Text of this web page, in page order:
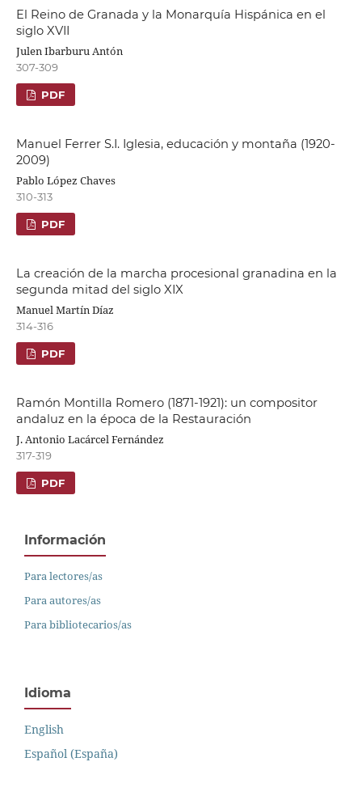
El Reino de Granada y la Monarquía Hispánica en el
siglo XVII
Julen Ibarburu Antón
307-309
PDF
Manuel Ferrer S.I. Iglesia, educación y montaña (1920-
2009)
Pablo López Chaves
310-313
PDF
La creación de la marcha procesional granadina en la
segunda mitad del siglo XIX
Manuel Martín Díaz
314-316
PDF
Ramón Montilla Romero (1871-1921): un compositor
andaluz en la época de la Restauración
J. Antonio Lacárcel Fernández
317-319
PDF
Información
Para lectores/as
Para autores/as
Para bibliotecarios/as
Idioma
English
Español (España)